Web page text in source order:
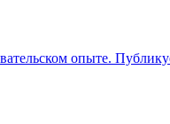
опыте.